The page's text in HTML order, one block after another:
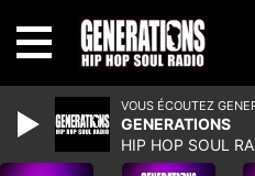
VOUS ÉCOUTEZ
GENERATIONS
HIP HOP SOUL